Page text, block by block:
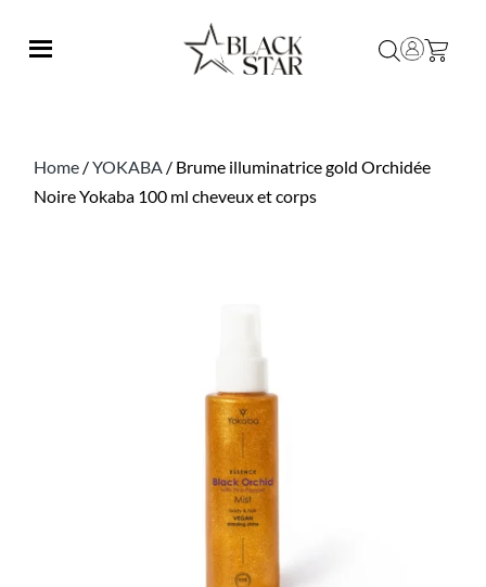
Home /YOKABA / Brume illuminatrice gold Orchidée
Noire Yokaba 100 ml cheveux et corps